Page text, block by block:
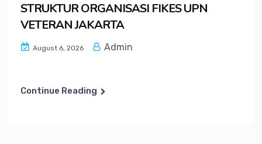
STRUKTUR ORGANISASI FIKES UPN
VETERAN JAKARTA
August 6, 2026 Admin
Continue Reading